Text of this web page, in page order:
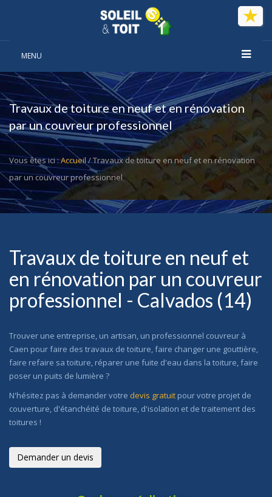
MENU
Travaux de toiture en neuf et en rénovation
par un couvreur professionnel
Vous êtes ici :Accueil/ Travaux de toiture en neuf et en rénovation
par un couvreur professionnel
Travaux de toiture en neuf et
en rénovation par un couvreur
professionnel - Calvados (14)
Trouver une entreprise, un artisan, un professionnel couvreur à
Caen pour faire des travaux de toiture, faire changer une gouttière,
faire refaire sa toiture, réparer une fuite d'eau dans la toiture, faire
poser un puits de lumière ?
N'hésitez pas à demander votre devis gratuit pour votre projet de
couverture, d'étanchéité de toiture, d'isolation et de traitement des
toitures !
Demander un devis